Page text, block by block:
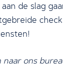
de slag
ons